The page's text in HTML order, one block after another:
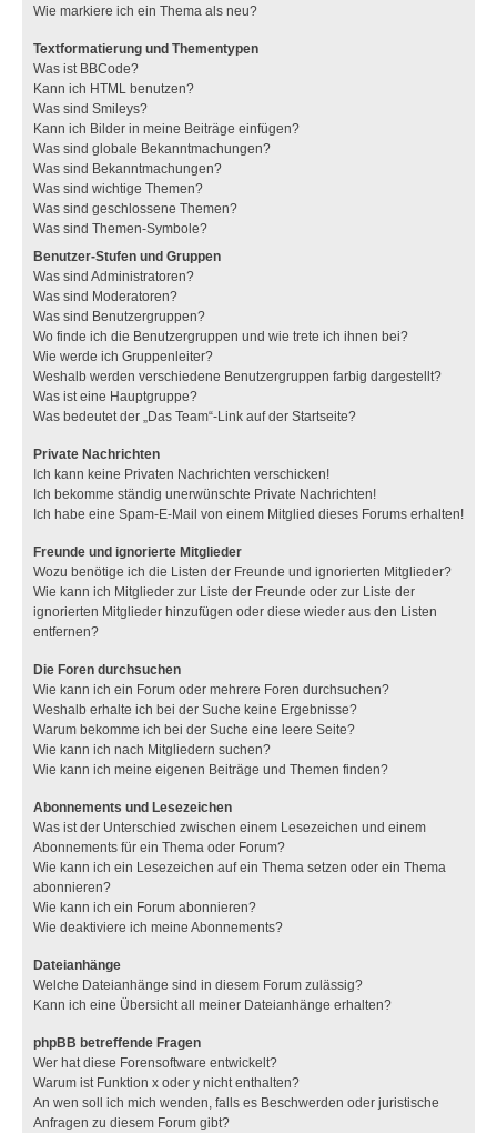
Wie markiere ich ein Thema als neu?
Textformatierung und Thementypen
Was ist BBCode?
Kann ich HTML benutzen?
Was sind Smileys?
Kann ich Bilder in meine Beiträge einfügen?
Was sind globale Bekanntmachungen?
Was sind Bekanntmachungen?
Was sind wichtige Themen?
Was sind geschlossene Themen?
Was sind Themen-Symbole?
Benutzer-Stufen und Gruppen
Was sind Administratoren?
Was sind Moderatoren?
Was sind Benutzergruppen?
Wo finde ich die Benutzergruppen und wie trete ich ihnen bei?
Wie werde ich Gruppenleiter?
Weshalb werden verschiedene Benutzergruppen farbig dargestellt?
Was ist eine Hauptgruppe?
Was bedeutet der „Das Team“-Link auf der Startseite?
Private Nachrichten
Ich kann keine Privaten Nachrichten verschicken!
Ich bekomme ständig unerwünschte Private Nachrichten!
Ich habe eine Spam-E-Mail von einem Mitglied dieses Forums erhalten!
Freunde und ignorierte Mitglieder
Wozu benötige ich die Listen der Freunde und ignorierten Mitglieder?
Wie kann ich Mitglieder zur Liste der Freunde oder zur Liste der
ignorierten Mitglieder hinzufügen oder diese wieder aus den Listen
entfernen?
Die Foren durchsuchen
Wie kann ich ein Forum oder mehrere Foren durchsuchen?
Weshalb erhalte ich bei der Suche keine Ergebnisse?
Warum bekomme ich bei der Suche eine leere Seite?
Wie kann ich nach Mitgliedern suchen?
Wie kann ich meine eigenen Beiträge und Themen finden?
Abonnements und Lesezeichen
Was ist der Unterschied zwischen einem Lesezeichen und einem
Abonnements für ein Thema oder Forum?
Wie kann ich ein Lesezeichen auf ein Thema setzen oder ein Thema
abonnieren?
Wie kann ich ein Forum abonnieren?
Wie deaktiviere ich meine Abonnements?
Dateianhänge
Welche Dateianhänge sind in diesem Forum zulässig?
Kann ich eine Übersicht all meiner Dateianhänge erhalten?
phpBB betreffende Fragen
Wer hat diese Forensoftware entwickelt?
Warum ist Funktion x oder y nicht enthalten?
An wen soll ich mich wenden, falls es Beschwerden oder juristische
Anfragen zu diesem Forum gibt?